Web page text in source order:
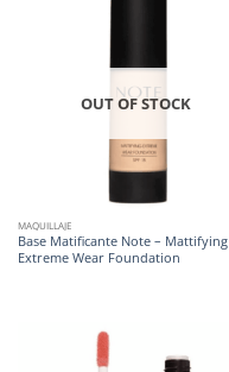
OUT OF STOCK
MAQUILLAJE
Base Matificante Note – Mattifying
Extreme Wear Foundation